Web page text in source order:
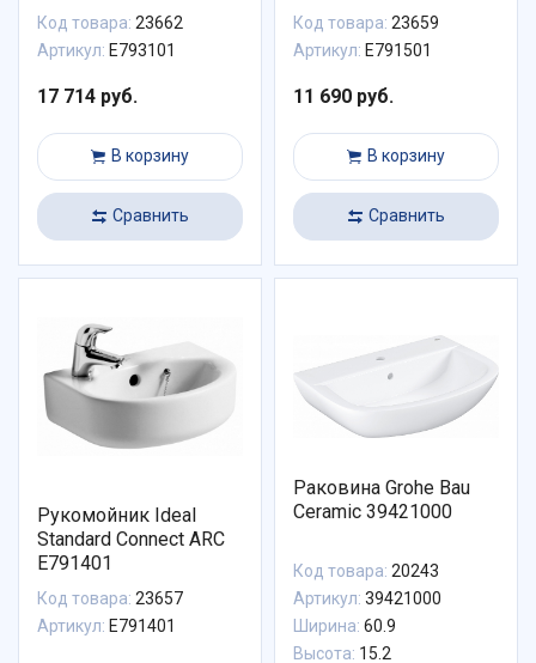
Код товара: 23662
Артикул: E793101
17 714 руб.
В корзину
Сравнить
Код товара: 23659
Артикул: E791501
11 690 руб.
В корзину
Сравнить
Рукомойник Ideal
Standard Connect ARC
E791401
Код товара: 23657
Артикул: E791401
Раковина Grohe Bau
Ceramic 39421000
Код товара: 20243
Артикул: 39421000
Ширина: 60.9
Высота: 15.2